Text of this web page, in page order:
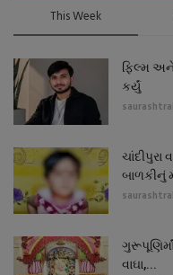
This Week
ફિલ્મ અને
કર્યું
ચાંદીપુરા
બાળકીનું
વાઘા,...